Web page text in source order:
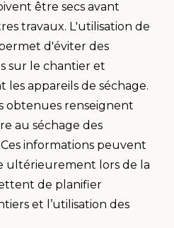
être secs avant
travaux. L'utilisation de
d'éviter des
sur le chantier et
appareils de séchage.
obtenues renseignent
au séchage des
informations peuvent
ultérieurement lors de la
de planifier
et l’utilisation des